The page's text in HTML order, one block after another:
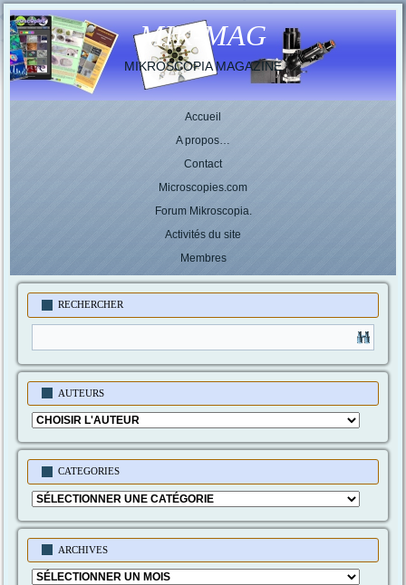
MIK-MAG
MIKROSCOPIA MAGAZINE
Accueil
A propos…
Contact
Microscopies.com
Forum Mikroscopia.
Activités du site
Membres
RECHERCHER
AUTEURS
CATEGORIES
Categories
ARCHIVES
Archives